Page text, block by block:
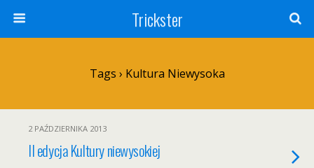
Trickster
Tags › Kultura Niewysoka
2 PAŹDZIERNIKA 2013
II edycja Kultury niewysokiej